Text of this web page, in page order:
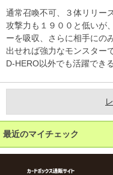
通常召喚不可、３体リリー
攻撃力も１９００と低いが
ーを吸収、さらに相手にの
出せれば強力なモンスター
D-HERO以外でも活躍でき
最近のマイチェック